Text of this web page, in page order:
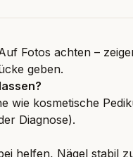
Fotos achten –
geben.
wie kosmetische
Diagnose).
helfen, Nägel stabil